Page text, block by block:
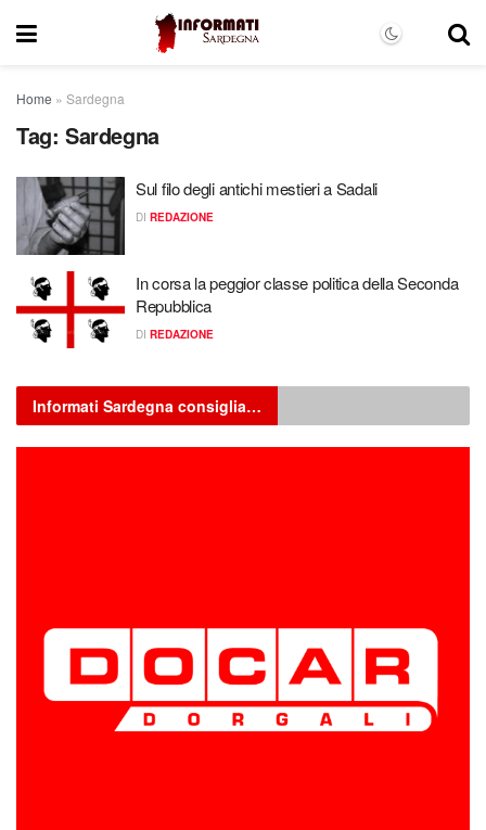
Home » Sardegna
Tag: Sardegna
Sul filo degli antichi mestieri a Sadali
DI REDAZIONE
In corsa la peggior classe politica della Seconda
Repubblica
DI REDAZIONE
Informati Sardegna consiglia…